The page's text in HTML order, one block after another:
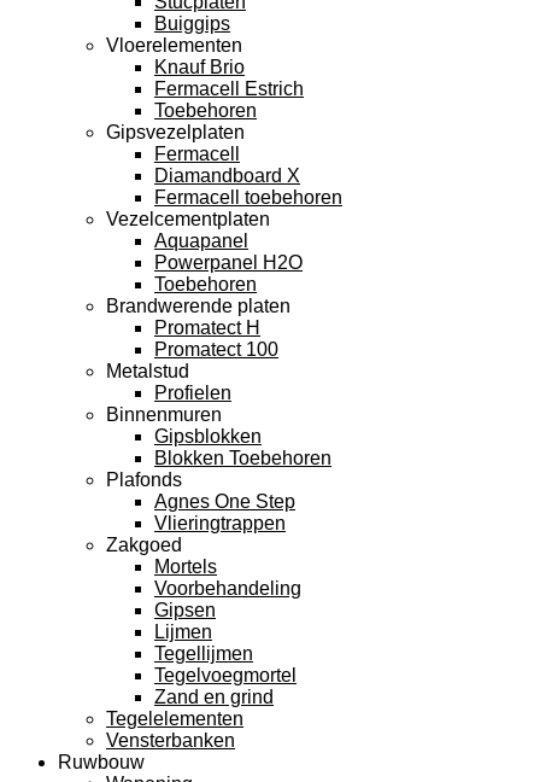
Buiggips
Vloerelementen
Knauf Brio
Fermacell Estrich
Toebehoren
Gipsvezelplaten
Fermacell
Diamandboard X
Fermacell toebehoren
Vezelcementplaten
Aquapanel
Powerpanel H2O
Toebehoren
Brandwerende platen
Promatect H
Promatect 100
Metalstud
Profielen
Binnenmuren
Gipsblokken
Blokken Toebehoren
Plafonds
Agnes One Step
Vlieringtrappen
Zakgoed
Mortels
Voorbehandeling
Gipsen
Lijmen
Tegellijmen
Tegelvoegmortel
Zand en grind
Tegelelementen
Vensterbanken
Ruwbouw